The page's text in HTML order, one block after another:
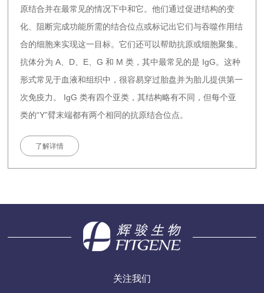
原结合并在最常见的情况下中和它。他们通过促进结构的变
化、阻断完成功能所需的结合位点或标记出它们与吞噬作用结
合的细胞来实现这一目标。它们还可以帮助抗原或细胞聚集。
抗体分为 A、D、E、G 和 M 类，其中最常见的是 IgG。这种
形式常见于血液和组织中，很容易穿过胎盘并为胎儿提供第一
次免疫力。 IgG 类有四个亚类，其结构略有不同，但每个亚
类的“Y”臂末端都有两个相同的抗原结合位点。
了解详情
关注我们